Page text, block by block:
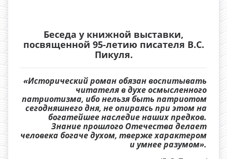
Беседа у книжной выставки,
посвященной 95-летию писателя В.С.
Пикуля.
«Исторический роман обязан воспитывать
читателя в духе осмысленного
патриотизма, ибо нельзя быть патриотом
сегодняшнего дня, не опираясь при этом на
богатейшее наследие наших предков.
Знание прошлого Отечества делает
человека богаче духом, тверже характером
и умнее разумом».